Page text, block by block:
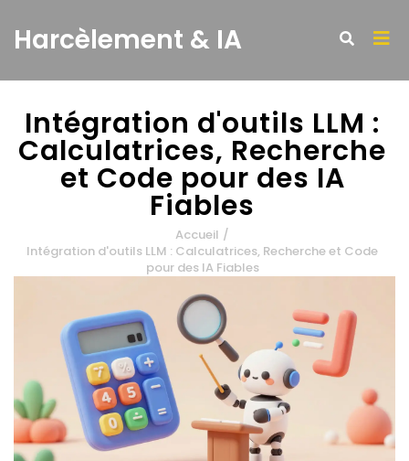
Harcèlement & IA
Intégration d'outils LLM :
Calculatrices, Recherche
et Code pour des IA
Fiables
Accueil /
Intégration d'outils LLM : Calculatrices, Recherche et Code
pour des IA Fiables